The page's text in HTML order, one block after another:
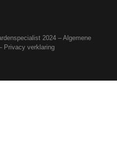
2024 – Algemene
Privacy verklaring